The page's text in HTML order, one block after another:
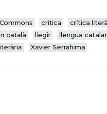
critica crítica
català llegir llengua
Xavier Serrahima